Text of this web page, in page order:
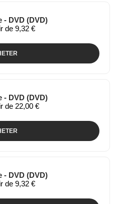
- DVD (DVD)
de 9,32 €
- DVD (DVD)
de 22,00 €
- DVD (DVD)
de 9,32 €